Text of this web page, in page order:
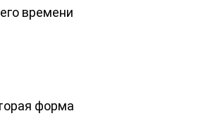
времени
форма